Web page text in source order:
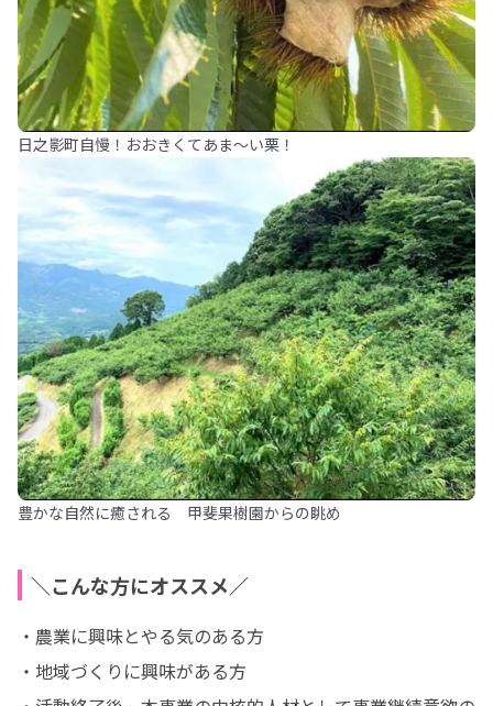
日之影町自慢！おおきくてあま～い栗！
豊かな自然に癒される 甲斐果樹園からの眺め
＼こんな方にオススメ／
・農業に興味とやる気のある方
・地域づくりに興味がある方